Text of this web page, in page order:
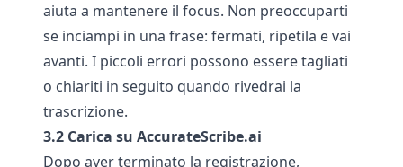
aiuta a mantenere il focus. Non preoccuparti
se inciampi in una frase: fermati, ripetila e vai
avanti. I piccoli errori possono essere tagliati
o chiariti in seguito quando rivedrai la
trascrizione.
3.2 Carica su AccurateScribe.ai
Dopo aver terminato la registrazione,